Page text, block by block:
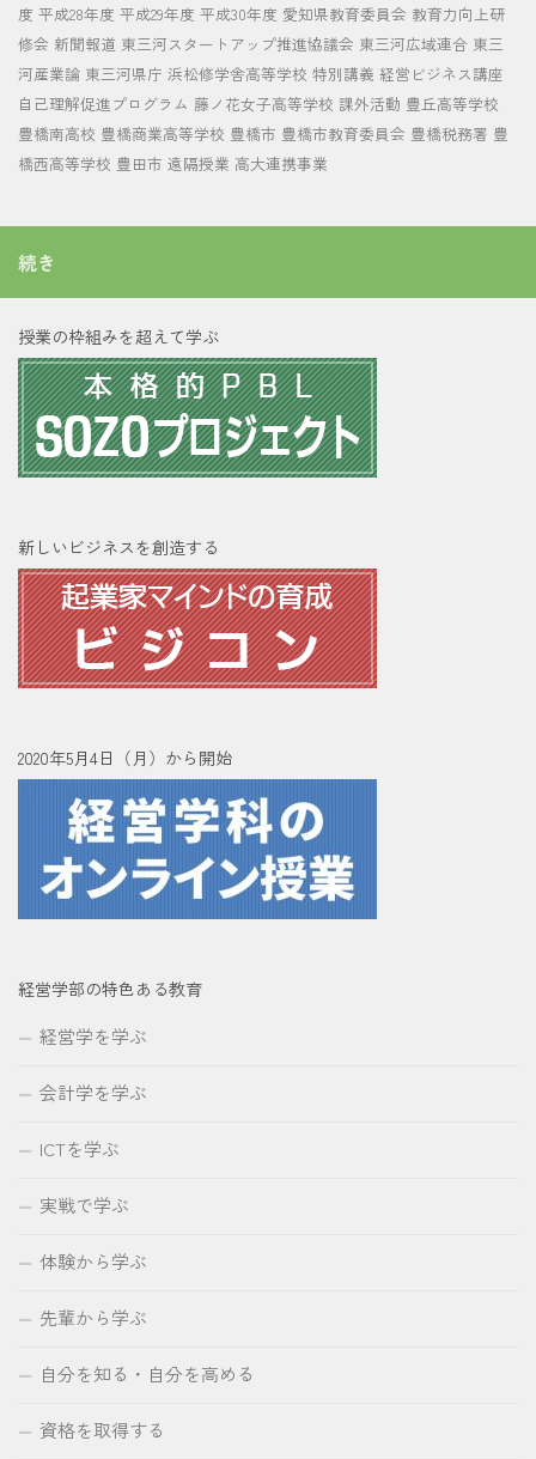
度 平成28年度 平成29年度 平成30年度 愛知県教育委員会 教育力向上研
修会 新聞報道 東三河スタートアップ推進協議会 東三河広域連合 東三
河産業論 東三河県庁 浜松修学舎高等学校 特別講義 経営ビジネス講座
自己理解促進プログラム 藤ノ花女子高等学校 課外活動 豊丘高等学校
豊橋南高校 豊橋商業高等学校 豊橋市 豊橋市教育委員会 豊橋税務署 豊
橋西高等学校 豊田市 遠隔授業 高大連携事業
続き
授業の枠組みを超えて学ぶ
新しいビジネスを創造する
2020年5月4日（月）から開始
経営学部の特色ある教育
経営学を学ぶ
会計学を学ぶ
ICTを学ぶ
実戦で学ぶ
体験から学ぶ
先輩から学ぶ
自分を知る・自分を高める
資格を取得する